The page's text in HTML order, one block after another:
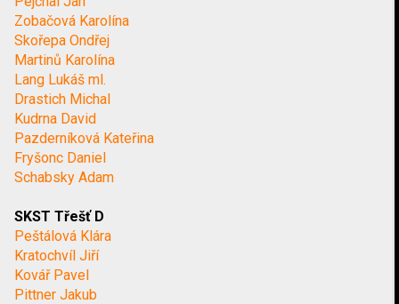
Zobačová Karolína
Skořepa Ondřej
Martinů Karolína
Lang Lukáš ml.
Drastich Michal
Kudrna David
Pazderníková Kateřina
Fryšonc Daniel
Schabsky Adam
SKST Třešť D
Peštálová Klára
Kratochvíl Jiří
Kovář Pavel
Pittner Jakub